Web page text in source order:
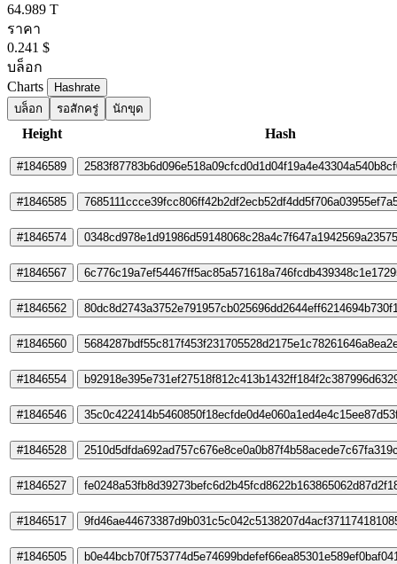
64.989 T
ราคา
0.241 $
บล็อก
Charts
Hashrate
บล็อก
รอสักครู่ นักขุด
Height Hash
#1846589
#1846585
#1846574
#1846567
#1846562
#1846560
#1846554
#1846546
#1846528
#1846527
#1846517
#1846505